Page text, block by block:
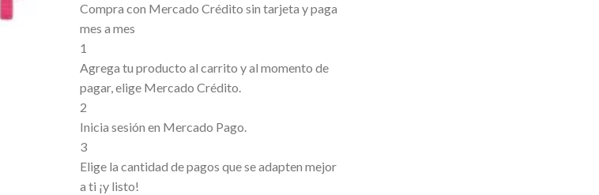
Compra con Mercado Crédito sin tarjeta y paga
mes a mes
1
Agrega tu producto al carrito y al momento de
pagar, elige Mercado Crédito.
2
Inicia sesión en Mercado Pago.
3
Elige la cantidad de pagos que se adapten mejor
a ti ¡y listo!